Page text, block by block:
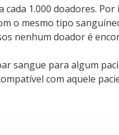
1.000 doadores.
o mesmo tipo
nenhum doador é
sangue para algum
com aquele